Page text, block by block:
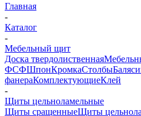
Главная
-
Каталог
-
Мебельный щит
Доска твердолиственная
ФСФШпонКромкаСтолбы
фанераКомплектующиеКлей
-
Щиты цельноламельные
Щиты сращенныеЩиты